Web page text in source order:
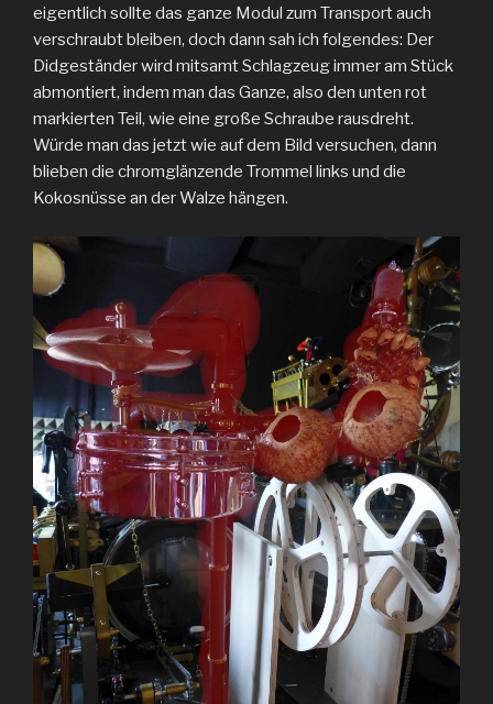
eigentlich sollte das ganze Modul zum Transport auch
verschraubt bleiben, doch dann sah ich folgendes: Der
Didgeständer wird mitsamt Schlagzeug immer am Stück
abmontiert, indem man das Ganze, also den unten rot
markierten Teil, wie eine große Schraube rausdreht.
Würde man das jetzt wie auf dem Bild versuchen, dann
blieben die chromglänzende Trommel links und die
Kokosnüsse an der Walze hängen.